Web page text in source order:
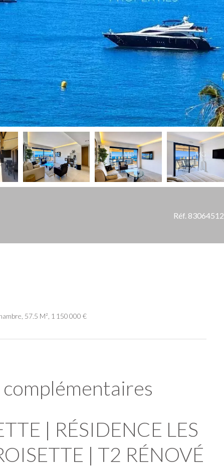
Réf. 83064512
57.5 M², 1 150 000 €
| RÉSIDENCE LES
| T2 RÉNOVÉ